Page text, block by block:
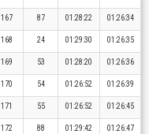
167 87 01:28:22 01:26:34
168 24 01:29:30 01:26:35
169 53 01:28:20 01:26:36
170 54 01:26:52 01:26:39
171 55 01:26:52 01:26:45
172 88 01:29:42 01:26:47